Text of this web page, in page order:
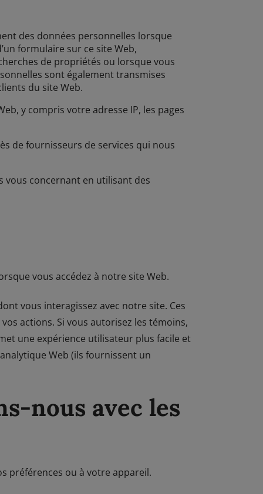
des données personnelles lorsque
formulaire sur ce site Web,
de propriétés ou lorsque vous
sont également transmises
du site Web.
y compris votre adresse IP, les pages
de fournisseurs de services qui nous
vous concernant en utilisant des
vous accédez à notre site Web.
vous interagissez avec notre site. Ces
actions. Si vous autorisez les témoins,
une expérience utilisateur plus facile et
Web (ils fournissent un
nous avec les
préférences ou à votre appareil.